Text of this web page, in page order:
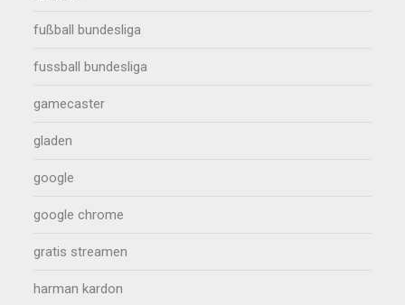
fußball bundesliga
fussball bundesliga
gamecaster
gladen
google
google chrome
gratis streamen
harman kardon